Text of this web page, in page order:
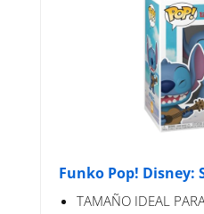
Funko Pop! Disney:
TAMAÑO IDEAL